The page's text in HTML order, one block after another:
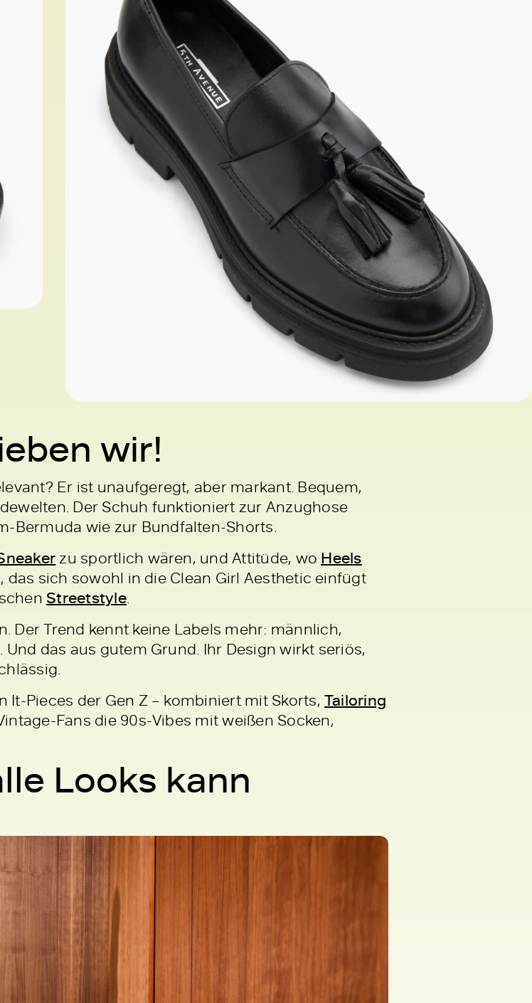
wir!
Er ist unaufgeregt, aber markant. Bequem,
Der Schuh funktioniert zur Anzughose
Bermuda wie zur Bundfalten-Shorts.
zu sportlich wären, und Attitüde, wo Heels
sich sowohl in die Clean Girl Aesthetic einfügt
Streetstyle.
Der Trend kennt keine Labels mehr: männlich,
das aus gutem Grund. Ihr Design wirkt seriös,
It-Pieces der Gen Z – kombiniert mit Skorts, Tailoring
Fans die 90s-Vibes mit weißen Socken,
Looks kann